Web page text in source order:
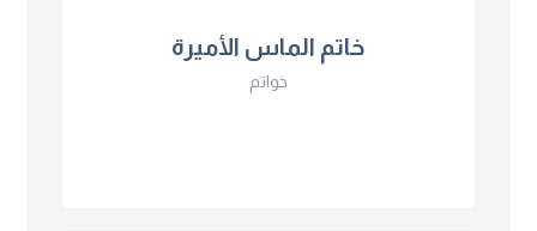
خاتم الماس الأميرة
خواتم